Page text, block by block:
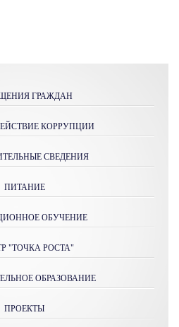
ГРАЖДАН
КОРРУПЦИИ
СВЕДЕНИЯ
ПИТАНИЕ
ОБУЧЕНИЕ
"ТОЧКА РОСТА"
ОБРАЗОВАНИЕ
ПРОЕКТЫ